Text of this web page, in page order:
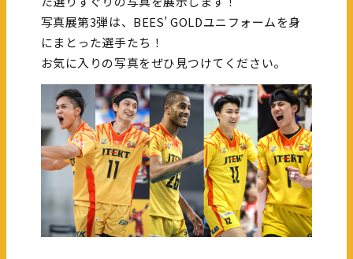
写真展第3弾は、BEES’ GOLDユニフォームを身
にまとった選手たち！
お気に入りの写真をぜひ見つけてください。